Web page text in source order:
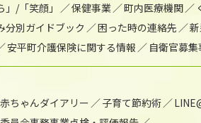
/「笑顔」 保健事業 町内医療機関
分別ガイドブック 困った時の連絡先
安平町介護保険に関する情報 自衛官募
赤ちゃんダイアリー 子育て節約術